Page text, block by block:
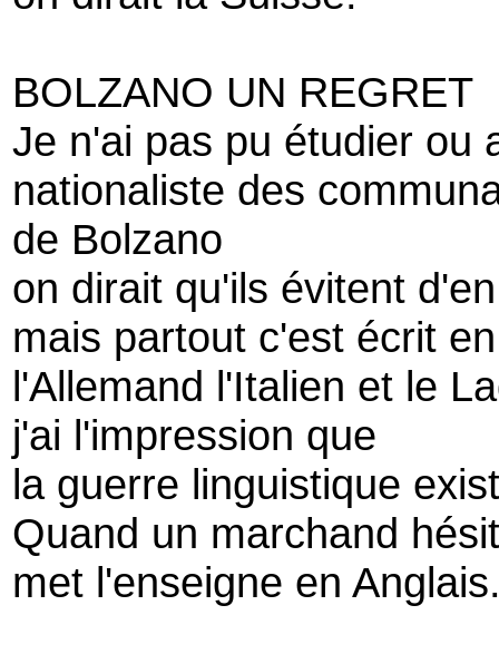
BOLZANO UN REGRET
Je n'ai pas pu étudier ou
nationaliste des
de Bolzano
on dirait qu'ils évitent
mais partout c'est écrit
l'Allemand l'Italien et le
j'ai l'impression que
la guerre linguistique
Quand un marchand
met l'enseigne en